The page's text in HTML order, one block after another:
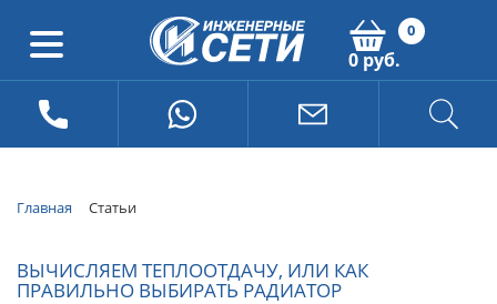
0
0 руб.
Главная Статьи
ВЫЧИСЛЯЕМ ТЕПЛООТДАЧУ, ИЛИ КАК
ПРАВИЛЬНО ВЫБИРАТЬ РАДИАТОР